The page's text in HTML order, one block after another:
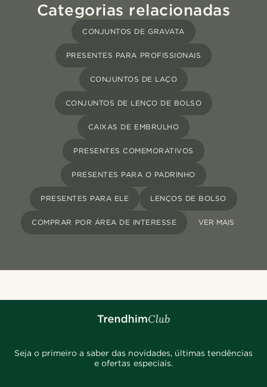
Categorias relacionadas
CONJUNTOS DE GRAVATA
PRESENTES PARA PROFISSIONAIS
CONJUNTOS DE LAÇO
CONJUNTOS DE LENÇO DE BOLSO
CAIXAS DE EMBRULHO
PRESENTES COMEMORATIVOS
PRESENTES PARA O PADRINHO
PRESENTES PARA ELE LENÇOS DE BOLSO
COMPRAR POR ÁREA DE INTERESSE VER MAIS
Seja o primeiro a saber das novidades, últimas tendências
e ofertas especiais.